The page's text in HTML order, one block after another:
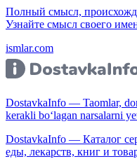
Полный смысл,
Узнайте смысл своего
ismlar.com
DostavkaInfo — Taomlar,
kerakli bo‘lagan narsalarni
DostavkaInfo — Каталог
еды, лекарств, книг и